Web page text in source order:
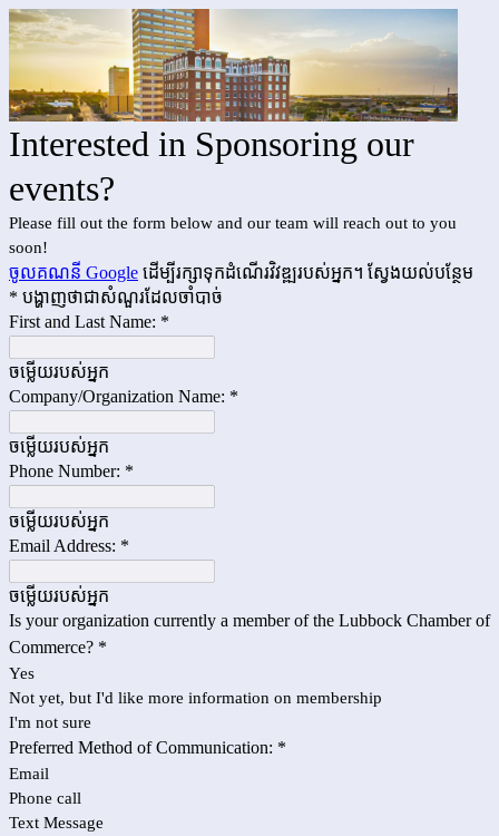
Interested in Sponsoring our
events?
Please fill out the form below and our team will reach out to you
soon!
ចូលគណនី Google ដើម្បី​រក្សា​ទុក​ដំណើរ​វិវឌ្ឍ​របស់​អ្នក។ ស្វែងយល់​បន្ថែម
* បង្ហាញ​ថា​ជា​សំណួរ​ដែល​ចាំបាច់
First and Last Name: *
ចម្លើយ​របស់​អ្នក
Company/Organization Name: *
ចម្លើយ​របស់​អ្នក
Phone Number: *
ចម្លើយ​របស់​អ្នក
Email Address: *
ចម្លើយ​របស់​អ្នក
Is your organization currently a member of the Lubbock Chamber of
Commerce? *
Yes
Not yet, but I'd like more information on membership
I'm not sure
Preferred Method of Communication: *
Email
Phone call
Text Message